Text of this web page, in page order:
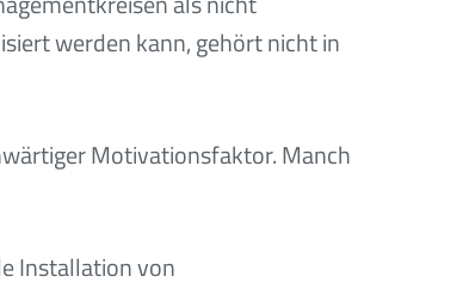
werden kann, gehört nicht in
Motivationsfaktor. Manch
Installation von